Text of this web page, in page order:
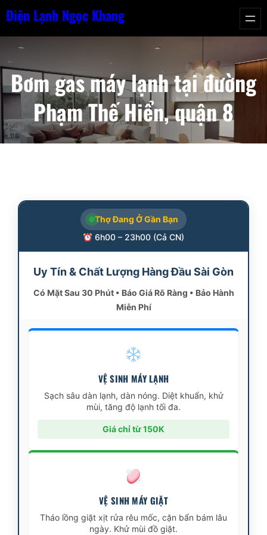
Chuyển
nội
dung
Điện Lạnh Ngọc Khang
Bơm gas máy lạnh tại đường
Phạm Thế Hiển, quận 8
Thợ Đang Ở Gần Bạn
6h00 – 23h00 (Cả CN)
Uy Tín & Chất Lượng Hàng Đầu Sài Gòn
Có Mặt Sau 30 Phút • Báo Giá Rõ Ràng • Bảo Hành
Miễn Phí
VỆ SINH MÁY LẠNH
Sạch sâu dàn lạnh, dàn nóng. Diệt khuẩn, khử
mùi, tăng độ lạnh tối đa.
Giá chỉ từ 150K
VỆ SINH MÁY GIẶT
Tháo lồng giặt xịt rửa rêu mốc, cặn bẩn bám lâu
ngày. Khử mùi đồ giặt.